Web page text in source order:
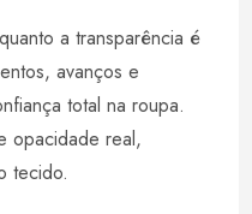
a transparência é
avanços e
total na roupa.
opacidade real,
tecido.